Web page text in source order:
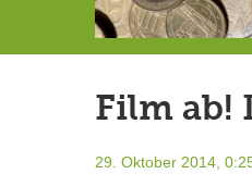
Film ab!
29. Oktober 2014,